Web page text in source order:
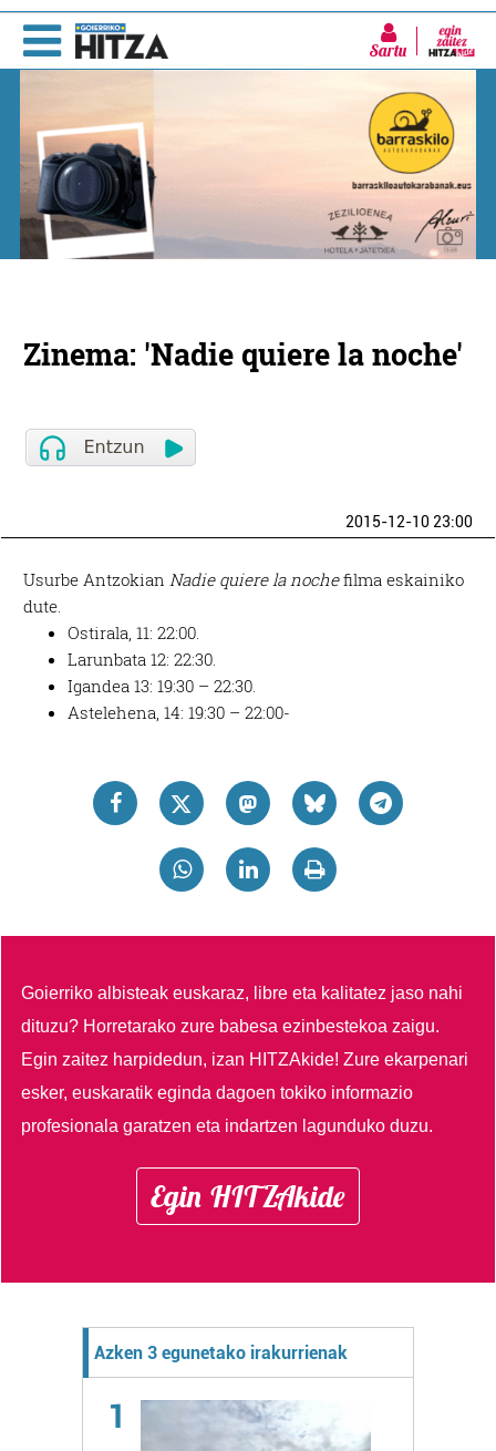
Sartu
Zinema: 'Nadie quiere la noche'
2015-12-10 23:00
Usurbe AntzokianNadie quiere la nochefilma eskainiko
dute.
Ostirala, 11: 22:00.
Larunbata 12: 22:30.
Igandea 13: 19:30 – 22:30.
Astelehena, 14: 19:30 – 22:00-
Goierriko albisteak euskaraz, libre eta kalitatez jaso nahi
dituzu? Horretarako zure babesa ezinbestekoa zaigu.
Egin zaitez harpidedun, izan HITZAkide!Zure ekarpenari
esker, euskaratik eginda dagoen tokiko informazio
profesionala garatzen eta indartzen lagunduko duzu.
Egin HITZAkide
Azken 3 egunetako irakurrienak
1